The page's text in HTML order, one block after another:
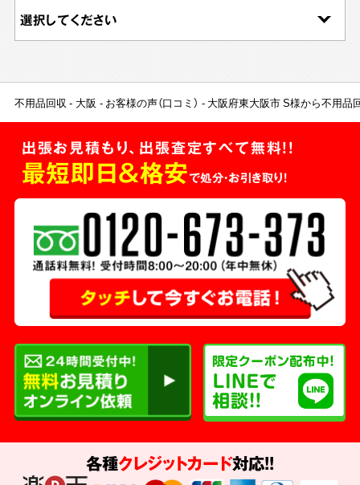
不用品回収 大阪 お客様の声（口コミ） 大阪府東大阪市 S様から不用品
出張お見積もり、出張査定すべて無料!!
最短即日＆格安で処分・お引き取り！
各種クレジットカード対応!!